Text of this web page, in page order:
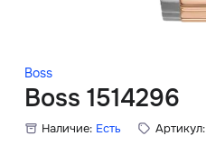
Boss
Boss 1514296
Наличие: Есть Артикул:
Скидки
Главная